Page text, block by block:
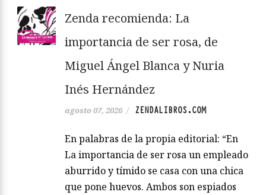
Zenda recomienda: La
importancia de ser rosa, de
Miguel Ángel Blanca y Nuria
Inés Hernández
agosto 07, 2026 / ZENDALIBROS.COM
En palabras de la propia editorial: “En
La importancia de ser rosa un empleado
aburrido y tímido se casa con una chica
que pone huevos. Ambos son espiados